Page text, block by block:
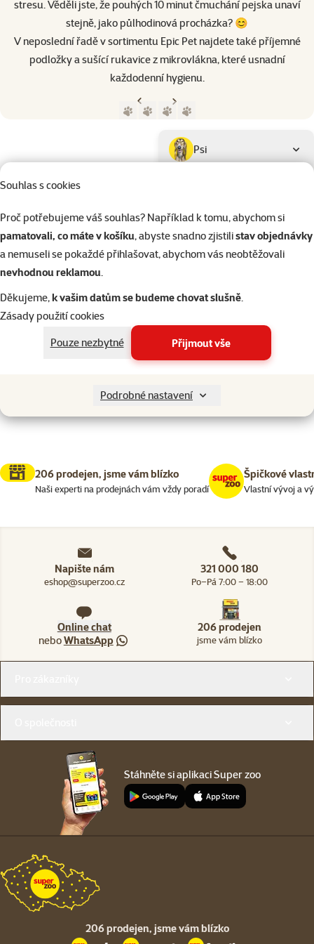
Souhlas s cookies
Proč potřebujeme váš souhlas? Například k tomu, abychom si
pamatovali, co máte v košíku, abyste snadno zjistilistav objednávky
a nemuseli se pokaždé přihlašovat, abychom vás neobtěžovali
nevhodnou reklamou.
Děkujeme,k vašim datům se budeme chovat slušně.
Zásady použití cookies
Pouze nezbytné
Přijmout vše
Podrobné nastavení
stresu. Věděli jste, že pouhých 10 minut čmuchání pejska unaví
stejně, jako půlhodinová procházka? 😊
V neposlední řadě v sortimentu Epic Pet najdete také příjemné
podložky a sušící rukavice z mikrovlákna, které usnadní
každodenní hygienu.
Předchozí stranaNásledující strana
Podkategorie
Psi
Drobní savci
Hodnocení 100%
Nenalezeny žádné produkty
206 prodejen, jsme vám blízko
Naši experti na prodejnách vám vždy poradí
Špičkové
Vlastní vývoj a
Napište nám
eshop@superzoo.cz
321 000 180
Po–Pá 7:00 – 18:00
Online chat
neboWhatsApp
206 prodejen
jsme vám blízko
Stáhněte si aplikaci Super zoo
206 prodejen, jsme vám blízko